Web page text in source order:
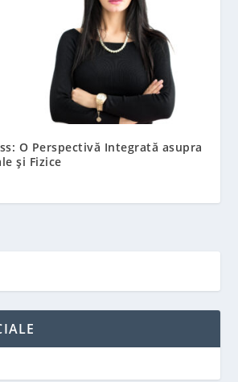
O Perspectivă Integrată asupra
și Fizice